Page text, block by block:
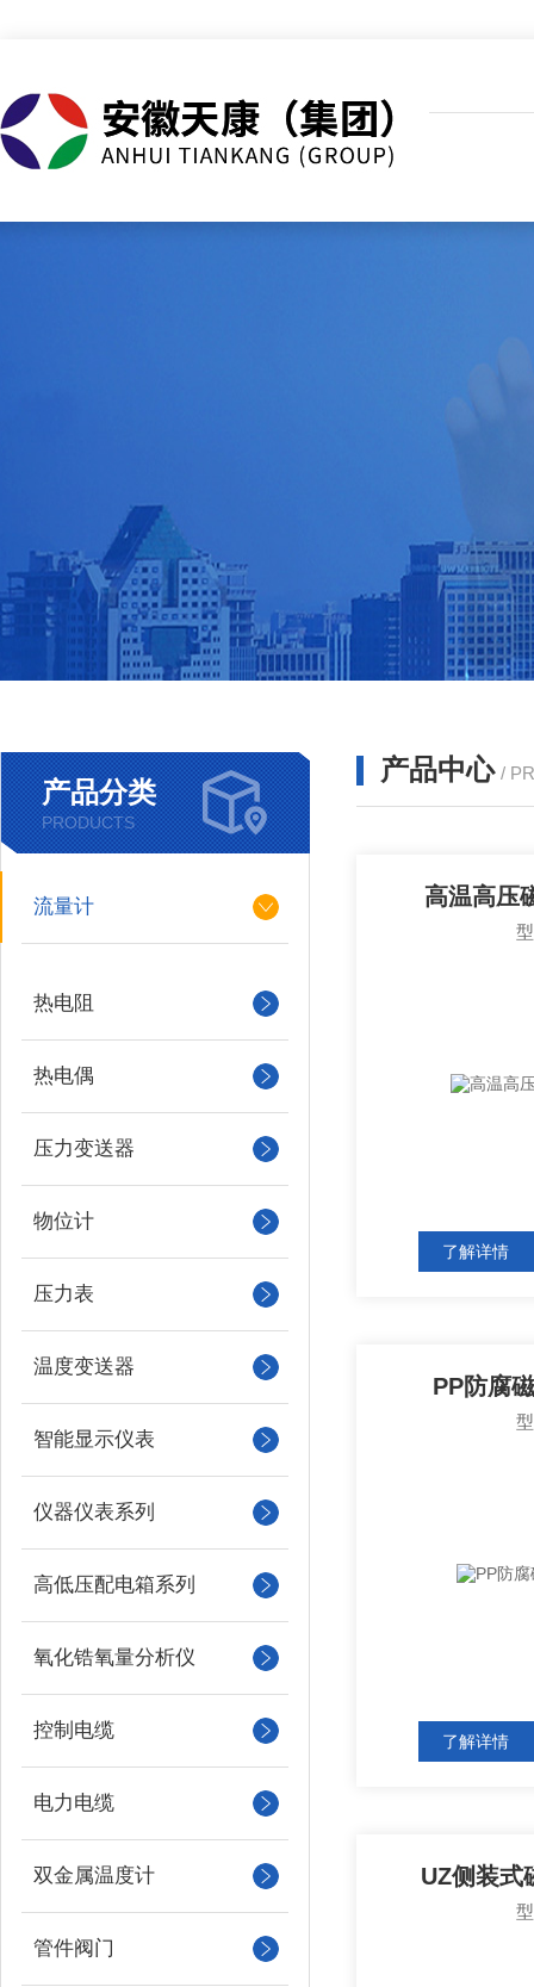
产品分类
PRODUCTS
流量计
热电阻
热电偶
压力变送器
物位计
压力表
温度变送器
智能显示仪表
仪器仪表系列
高低压配电箱系列
氧化锆氧量分析仪
控制电缆
电力电缆
双金属温度计
管件阀门
产品中心 /
高温高压
了解详情
PP防腐
了解详情
UZ侧装式